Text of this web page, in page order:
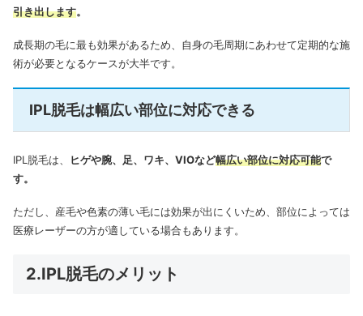
引き出します。
成長期の毛に最も効果があるため、自身の毛周期にあわせて定期的な施
術が必要となるケースが大半です。
IPL脱毛は幅広い部位に対応できる
IPL脱毛は、 ヒゲや腕、足、ワキ、VIOなど幅広い部位に対応可能で
す。
ただし、産毛や色素の薄い毛には効果が出にくいため、部位によっては
医療レーザーの方が適している場合もあります。
2.IPL脱毛のメリット